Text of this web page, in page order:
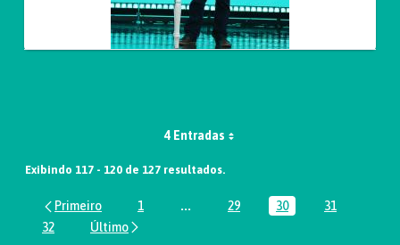
4 Entradas
Exibindo 117 - 120 de 127 resultados.
Página
1 ...Páginas intermediárias Usar ABA
Página
29 Página
30 Página
31
Página
32